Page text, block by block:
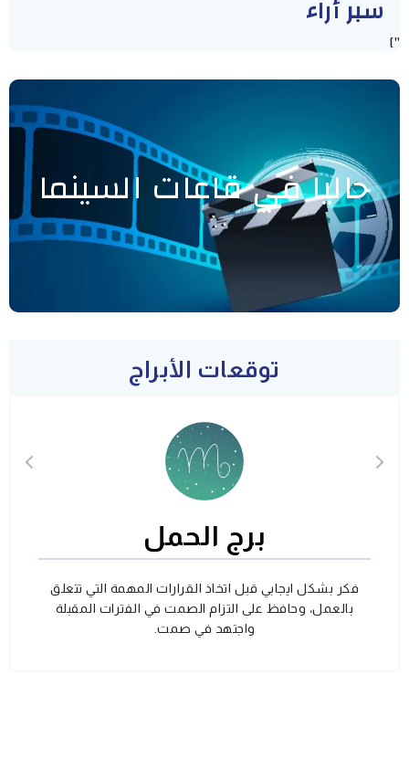
سبر أراء
"]
حاليا في قاعات السينما
توقعات الأبراج
برج الحمل
فكر بشكل ايجابي قبل اتخاذ القرارات المهمة التي تتعلق
بالعمل، وحافظ على التزام الصمت في الفترات المقبلة
واجتهد في صمت.